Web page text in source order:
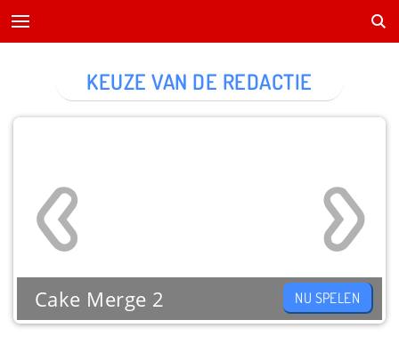
KEUZE VAN DE REDACTIE
Cake Merge 2 NU SPELEN